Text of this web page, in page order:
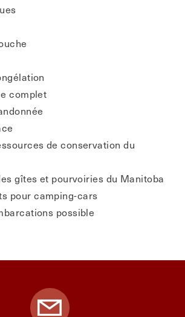
complet
de conservation du
gîtes et pourvoiries du Manitoba
pour camping-cars
possible